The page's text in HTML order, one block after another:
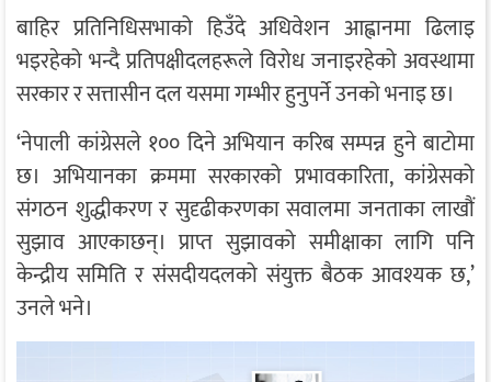
बाहिर प्रतिनिधिसभाको हिउँदे अधिवेशन आह्वानमा ढिलाइ
भइरहेको भन्दै प्रतिपक्षीदलहरूले विरोध जनाइरहेको अवस्थामा
सरकार र सत्तासीन दल यसमा गम्भीर हुनुपर्ने उनको भनाइ छ।
‘नेपाली कांग्रेसले १०० दिने अभियान करिब सम्पन्न हुने बाटोमा
छ। अभियानका क्रममा सरकारको प्रभावकारिता, कांग्रेसको
संगठन शुद्धीकरण र सुदृढीकरणका सवालमा जनताका लाखौं
सुझाव आएकाछन्। प्राप्त सुझावको समीक्षाका लागि पनि
केन्द्रीय समिति र संसदीयदलको संयुक्त बैठक आवश्यक छ,’
उनले भने।